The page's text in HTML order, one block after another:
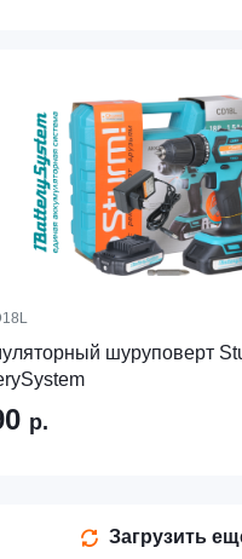
шуруповерт
р.
Загрузить